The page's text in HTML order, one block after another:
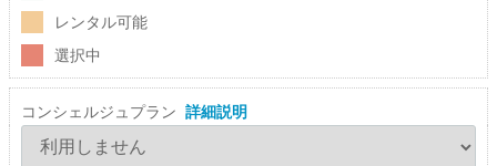
レンタル可能
選択中
コンシェルジュプラン 詳細説明